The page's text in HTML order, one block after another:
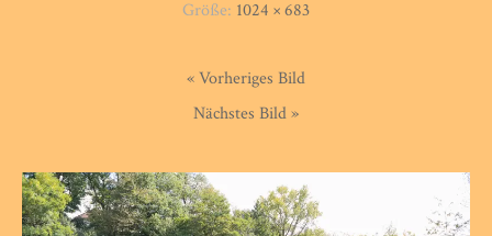
Größe: 1024 × 683
« Vorheriges Bild
Nächstes Bild »